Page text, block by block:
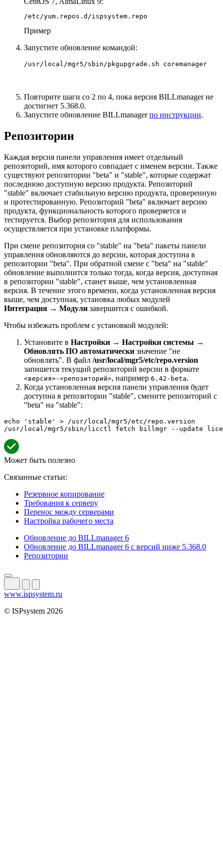
/etc/yum.repos.d/ispsystem.repo
Пример
Запустите обновление командой:
/usr/local/mgr5/sbin/pkgupgrade.sh coremanager
Повторите шаги со 2 по 4, пока версия BILLmanager не
достигнет 5.368.0.
Запустите обновление BILLmanagerпо инструкции.
Репозитории
Каждая версия панели управления имеет отдельный
репозиторий, имя которого совпадает с именем версии. Также
существуют репозитории "beta" и "stable", которые содержат
последнюю доступную версию продукта. Репозиторий
"stable" включает стабильную версию продукта, проверенную
и протестированную. Репозиторий "beta" включает версию
продукта, функциональность которого проверяется и
тестируется. Выбор репозитория для использования
осуществляется при установке платформы.
При смене репозитория со "stable" на "beta" пакеты панели
управления обновляются до версии, которая доступна в
репозитории "beta". При обратной смене с "beta" на "stable"
обновление выполнится только тогда, когда версия, доступная
в репозитории "stable", станет выше, чем установленная
версия. В течение этого времени, когда установленная версия
выше, чем доступная, установка любых модулей
Интеграция → Модули завершится с ошибкой.
Чтобы избежать проблем с установкой модулей:
Установите в Настройки → Настройки системы →
Обновлять ПО автоматически значение "не
обновлять". В файл /usr/local/mgr5/etc/repo.version
запишется текущий репозиторий версии в формате
<версия>-<репозиторий>, например 6.42-beta.
Когда установленная версия панели управления будет
доступна в репозитории "stable", смените репозиторий с
"beta" на "stable":
echo 'stable' > /usr/local/mgr5/etc/repo.version
/usr/local/mgr5/sbin/licctl fetch billmgr --update
Может быть полезно
Связанные статьи:
Резервное копирование
Требования к серверу
Перенос между серверами
Настройка рабочего места
Обновление до BILLmanager 6
Обновление до BILLmanager 6 с версий ниже 5.368.0
Репозитории
www.ispsystem.ru
© ISPsystem 2026